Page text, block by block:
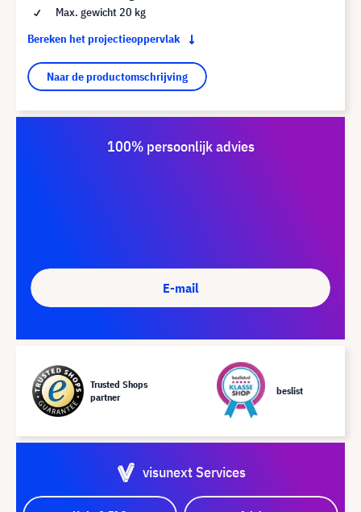
Max. gewicht 20 kg
Bereken het projectieoppervlak
Naar de productomschrijving
100% persoonlijk advies
E-mail
Trusted Shops
partner
beslist
visunext Services